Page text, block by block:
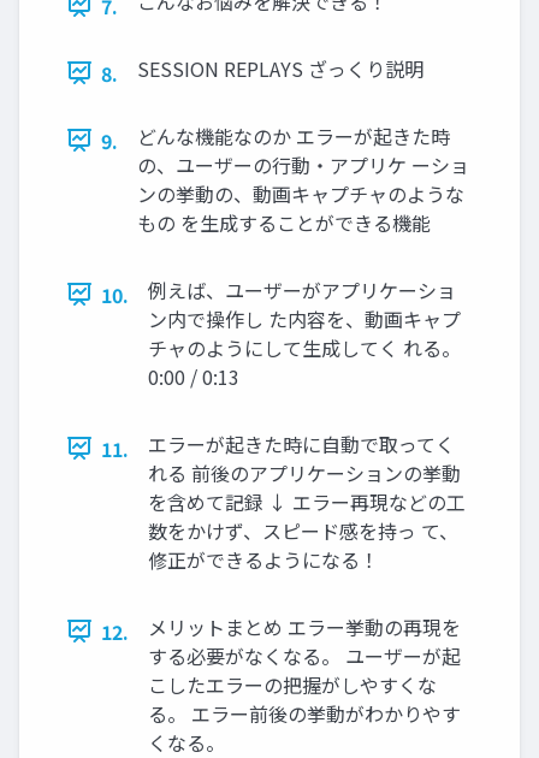
7.
8. SESSION REPLAYS ざっくり説明
9.
どんな機能なのか エラーが起きた時
の、ユーザーの行動・アプリケ ーショ
ンの挙動の、動画キャプチャのような
もの を生成することができる機能
10.
例えば、ユーザーがアプリケーショ
ン内で操作し た内容を、動画キャプ
チャのようにして生成してく れる。
0:00 / 0:13
11.
エラーが起きた時に自動で取ってく
れる 前後のアプリケーションの挙動
を含めて記録 ↓ エラー再現などの工
数をかけず、スピード感を持っ て、
修正ができるようになる！
12.
メリットまとめ エラー挙動の再現を
する必要がなくなる。 ユーザーが起
こしたエラーの把握がしやすくな
る。 エラー前後の挙動がわかりやす
くなる。